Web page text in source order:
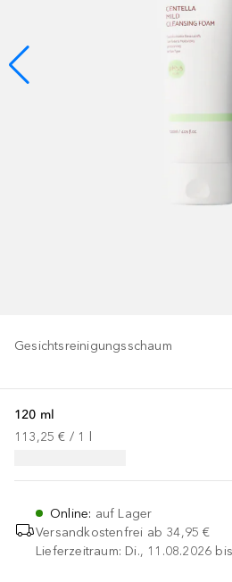
Gesichtsreinigungsschaum
120 ml
113,25 € / 1
Online: auf Lager
Versandkostenfrei ab 34,95 €
Lieferzeitraum: Di., 11.08.2026